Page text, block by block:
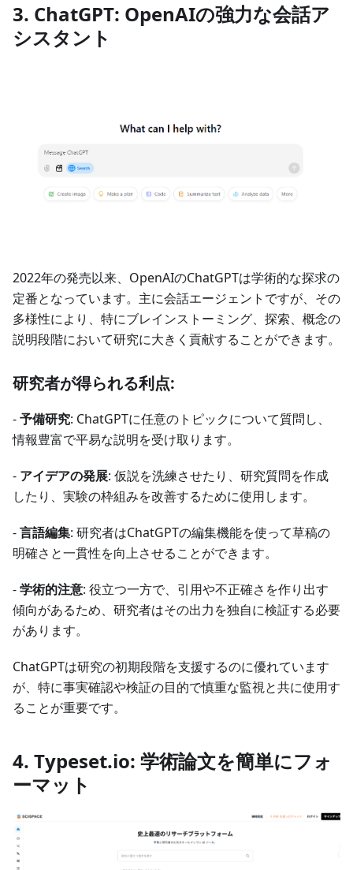
3. ChatGPT: OpenAIの強力な会話ア
シスタント
2022年の発売以来、OpenAIのChatGPTは学術的な探求の
定番となっています。主に会話エージェントですが、その
多様性により、特にブレインストーミング、探索、概念の
説明段階において研究に大きく貢献することができます。
研究者が得られる利点:
-予備研究: ChatGPTに任意のトピックについて質問し、
情報豊富で平易な説明を受け取ります。
- アイデアの発展: 仮説を洗練させたり、研究質問を作成
したり、実験の枠組みを改善するために使用します。
-言語編集: 研究者はChatGPTの編集機能を使って草稿の
明確さと一貫性を向上させることができます。
-学術的注意: 役立つ一方で、引用や不正確さを作り出す
傾向があるため、研究者はその出力を独自に検証する必要
があります。
ChatGPTは研究の初期段階を支援するのに優れています
が、特に事実確認や検証の目的で慎重な監視と共に使用す
ることが重要です。
4. Typeset.io: 学術論文を簡単にフォ
ーマット